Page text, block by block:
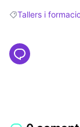
Resultats en
Tallers i